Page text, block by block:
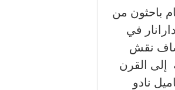
باحثون من
في
نقش
إلى القرن
نادو